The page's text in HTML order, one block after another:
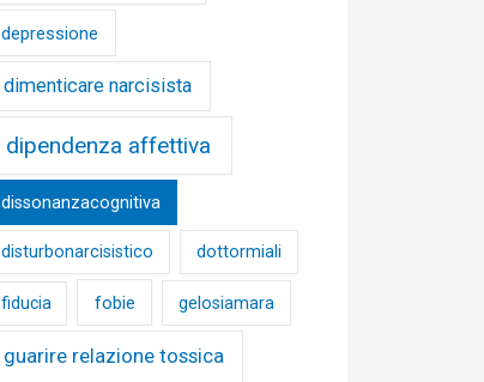
depressione
dimenticare narcisista
dipendenza affettiva
dissonanzacognitiva
disturbonarcisistico dottormiali
fiducia fobie gelosiamara
guarire relazione tossica